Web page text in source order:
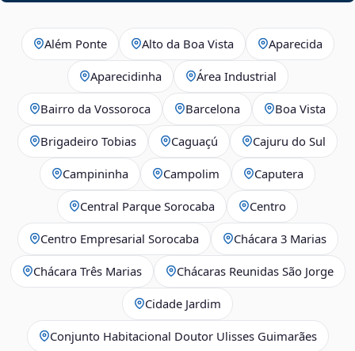
Além Ponte Alto da Boa Vista Aparecida
Aparecidinha Área Industrial
Bairro da Vossoroca Barcelona Boa Vista
Brigadeiro Tobias Caguaçú Cajuru do Sul
Campininha Campolim Caputera
Central Parque Sorocaba Centro
Centro Empresarial Sorocaba Chácara 3 Marias
Chácara Três Marias Chácaras Reunidas São Jorge
Cidade Jardim
Conjunto Habitacional Doutor Ulisses Guimarães